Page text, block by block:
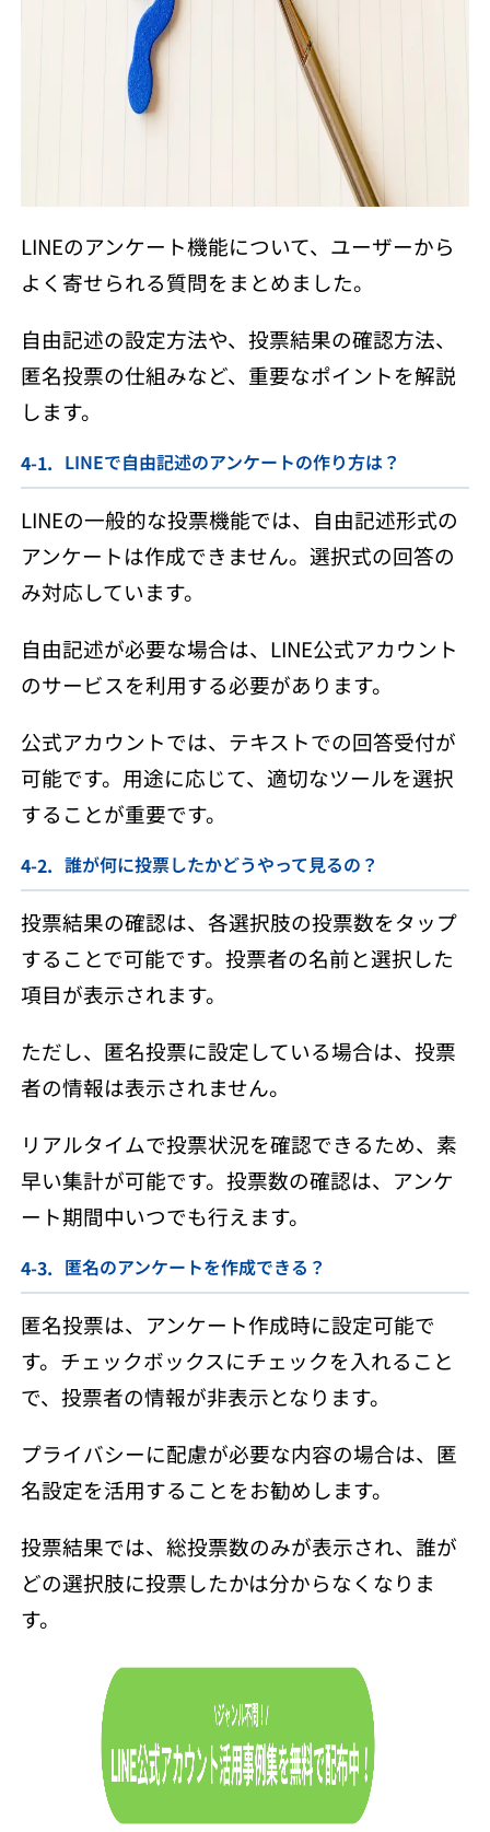
LINEのアンケート機能について、ユーザーから
よく寄せられる質問をまとめました。
自由記述の設定方法や、投票結果の確認方法、
匿名投票の仕組みなど、重要なポイントを解説
します。
LINEで自由記述のアンケートの作り方は？
LINEの一般的な投票機能では、自由記述形式の
アンケートは作成できません。選択式の回答の
み対応しています。
自由記述が必要な場合は、LINE公式アカウント
のサービスを利用する必要があります。
公式アカウントでは、テキストでの回答受付が
可能です。用途に応じて、適切なツールを選択
することが重要です。
誰が何に投票したかどうやって見るの？
投票結果の確認は、各選択肢の投票数をタップ
することで可能です。投票者の名前と選択した
項目が表示されます。
ただし、匿名投票に設定している場合は、投票
者の情報は表示されません。
リアルタイムで投票状況を確認できるため、素
早い集計が可能です。投票数の確認は、アンケ
ート期間中いつでも行えます。
匿名のアンケートを作成できる？
匿名投票は、アンケート作成時に設定可能で
す。チェックボックスにチェックを入れること
で、投票者の情報が非表示となります。
プライバシーに配慮が必要な内容の場合は、匿
名設定を活用することをお勧めします。
投票結果では、総投票数のみが表示され、誰が
どの選択肢に投票したかは分からなくなりま
す。